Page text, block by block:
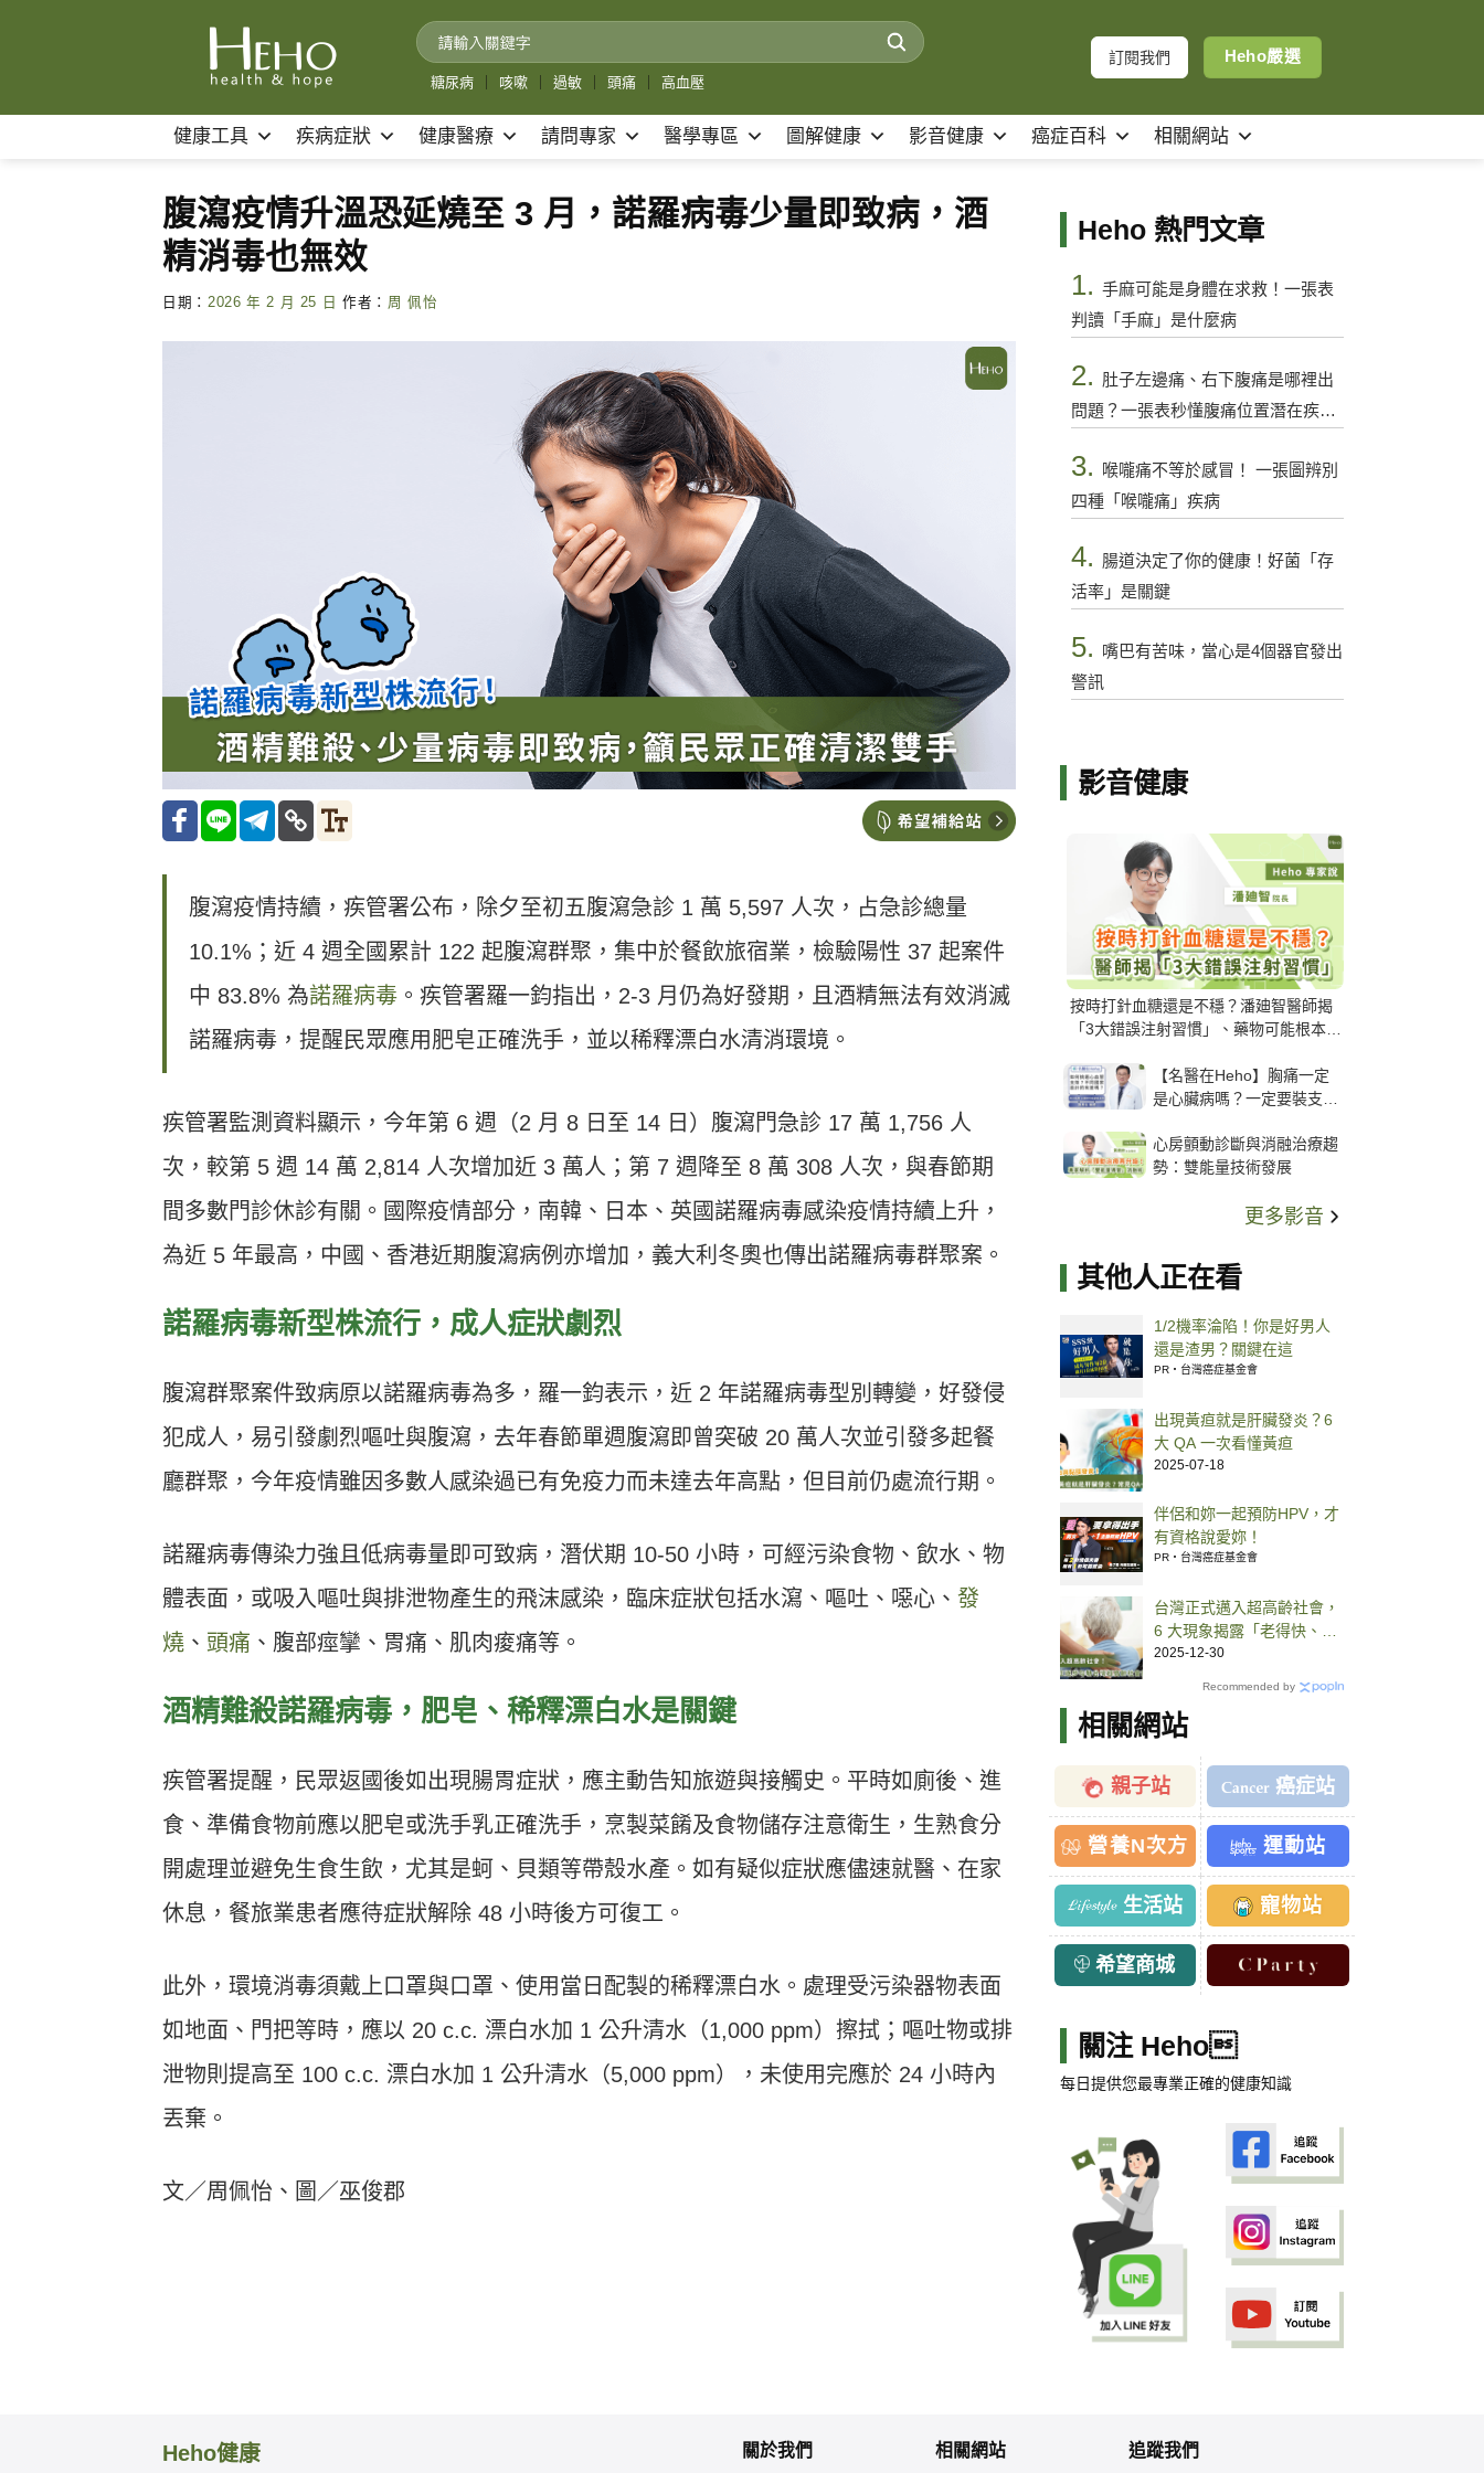
糖尿病 咳嗽 過敏 頭痛 高血壓
訂閱我們 Heho嚴選
健康工具 疾病症狀 健康醫療 請問專家 醫學專區 圖解健康 影音健康 癌症百科 相關網站
腹瀉疫情升溫恐延燒至 3 月，諾羅病毒少量即致病，酒
精消毒也無效
日期： 2026 年 2 月 25 日 作者： 周 佩怡
腹瀉疫情持續，疾管署公布，除夕至初五腹瀉急診 1 萬 5,597 人次，占急診總量
10.1%；近 4 週全國累計 122 起腹瀉群聚，集中於餐飲旅宿業，檢驗陽性 37 起案件
中 83.8% 為諾羅病毒 。疾管署羅一鈞指出，2-3 月仍為好發期，且酒精無法有效消滅
諾羅病毒，提醒民眾應用肥皂正確洗手，並以稀釋漂白水清消環境。
疾管署監測資料顯示，今年第 6 週（2 月 8 日至 14 日）腹瀉門急診 17 萬 1,756 人
次，較第 5 週 14 萬 2,814 人次增加近 3 萬人；第 7 週降至 8 萬 308 人次，與春節期
間多數門診休診有關。國際疫情部分，南韓、日本、英國諾羅病毒感染疫情持續上升，
為近 5 年最高，中國、香港近期腹瀉病例亦增加，義大利冬奧也傳出諾羅病毒群聚案。
諾羅病毒新型株流行，成人症狀劇烈
腹瀉群聚案件致病原以諾羅病毒為多，羅一鈞表示，近 2 年諾羅病毒型別轉變，好發侵
犯成人，易引發劇烈嘔吐與腹瀉，去年春節單週腹瀉即曾突破 20 萬人次並引發多起餐
廳群聚，今年疫情雖因多數人感染過已有免疫力而未達去年高點，但目前仍處流行期。
諾羅病毒傳染力強且低病毒量即可致病，潛伏期 10-50 小時，可經污染食物、飲水、物
體表面，或吸入嘔吐與排泄物產生的飛沫感染，臨床症狀包括水瀉、嘔吐、噁心、 發
燒 、 頭痛 、腹部痙攣、胃痛、肌肉痠痛等。
酒精難殺諾羅病毒，肥皂、稀釋漂白水是關鍵
疾管署提醒，民眾返國後如出現腸胃症狀，應主動告知旅遊與接觸史。平時如廁後、進
食、準備食物前應以肥皂或洗手乳正確洗手，烹製菜餚及食物儲存注意衛生，生熟食分
開處理並避免生食生飲，尤其是蚵、貝類等帶殼水產。如有疑似症狀應儘速就醫、在家
休息，餐旅業患者應待症狀解除 48 小時後方可復工。
此外，環境消毒須戴上口罩與口罩、使用當日配製的稀釋漂白水。處理受污染器物表面
如地面、門把等時，應以 20 c.c. 漂白水加 1 公升清水（1,000 ppm）擦拭；嘔吐物或排
泄物則提高至 100 c.c. 漂白水加 1 公升清水（5,000 ppm），未使用完應於 24 小時內
丟棄。
文／周佩怡、圖／巫俊郡
Heho 熱門文章
1. 手麻可能是身體在求救！一張表
判讀「手麻」是什麼病
2. 肚子左邊痛、右下腹痛是哪裡出
問題？一張表秒懂腹痛位置潛在疾病
3.
喉嚨痛不等於感冒！ 一張圖辨別
四種「喉嚨痛」疾病
4. 腸道決定了你的健康！好菌「存
活率」是關鍵
5. 嘴巴有苦味，當心是4個器官發出
警訊
影音健康
按時打針血糖還是不穩？潘廸智醫師揭
「3大錯誤注射習慣」、藥物可能根本沒
【名醫在Heho】胸痛一定
是心臟病嗎？一定要裝支
解析支架種類、風險與選擇
關鍵
心房顫動診斷與消融治療趨
勢：雙能量技術發展
更多影音
其他人正在看
1/2機率淪陷！你是好男人
還是渣男？關鍵在這
PR・台灣癌症基金會
出現黃疸就是肝臟發炎？6
大 QA 一次看懂黃疸
2025-07-18
伴侶和妳一起預防HPV，才
有資格說愛妳！
PR・台灣癌症基金會
台灣正式邁入超高齡社會，
6 大現象揭露「老得快、準
備慢」的真實危機
2025-12-30
Recommended by
相關網站
親子站 癌症站
營養N次方 運動站
生活站 寵物站
希望商城
關注 Heho
每日提供您最專業正確的健康知識
Heho健康 關於我們 相關網站 追蹤我們